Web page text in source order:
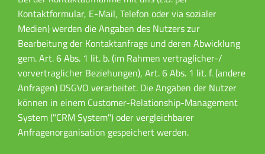
Kontaktformular, E-Mail, Telefon oder via sozialer
Medien) werden die Angaben des Nutzers zur
Bearbeitung der Kontaktanfrage und deren Abwicklung
gem. Art. 6 Abs. 1 lit. b. (im Rahmen vertraglicher-/
vorvertraglicher Beziehungen), Art. 6 Abs. 1 lit. f. (andere
Anfragen) DSGVO verarbeitet. Die Angaben der Nutzer
können in einem Customer-Relationship-Management
System ("CRM System") oder vergleichbarer
Anfragenorganisation gespeichert werden.